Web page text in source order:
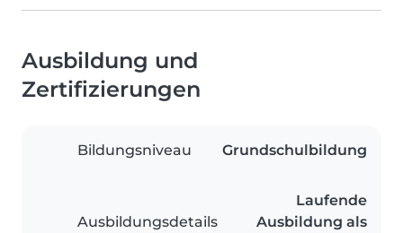
Ausbildung und
Zertifizierungen
Bildungsniveau Grundschulbildung
Ausbildungsdetails
Laufende
Ausbildung als